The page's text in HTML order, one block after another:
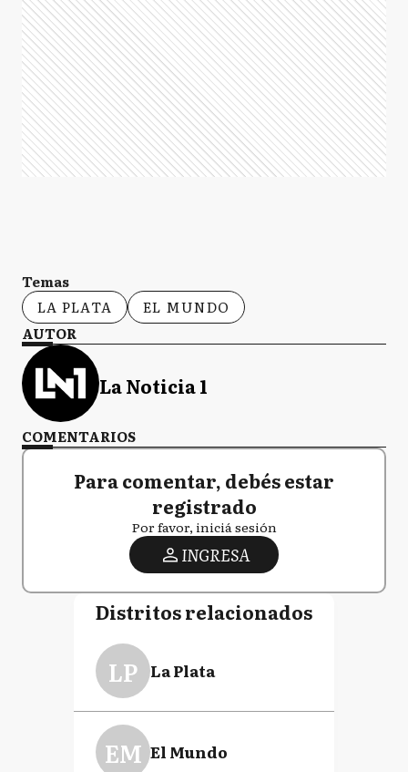
Temas
LA PLATA
EL MUNDO
AUTOR
La Noticia 1
COMENTARIOS
Para comentar, debés estar
registrado
Por favor, iniciá sesión
INGRESA
Distritos relacionados
LP La Plata
EM El Mundo